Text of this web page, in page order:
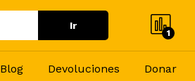
Ir
1
Blog Devoluciones Donar